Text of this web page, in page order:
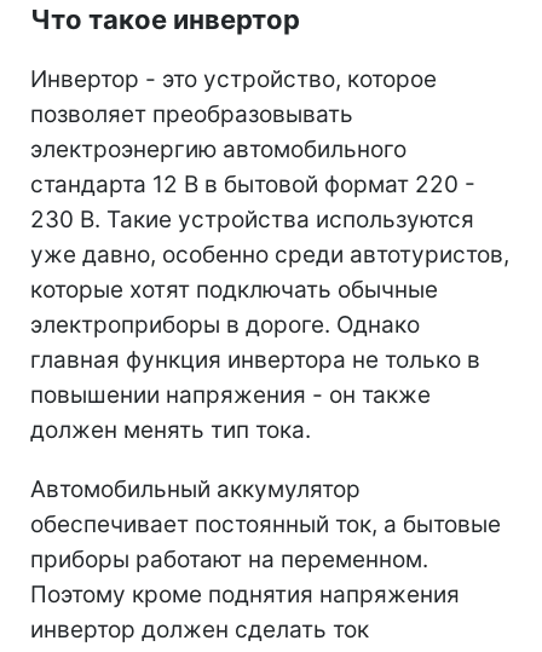
Что такое инвертор
Инвертор - это устройство, которое
позволяет преобразовывать
электроэнергию автомобильного
стандарта 12 В в бытовой формат 220 -
230 В. Такие устройства используются
уже давно, особенно среди автотуристов,
которые хотят подключать обычные
электроприборы в дороге. Однако
главная функция инвертора не только в
повышении напряжения - он также
должен менять тип тока.
Автомобильный аккумулятор
обеспечивает постоянный ток, а бытовые
приборы работают на переменном.
Поэтому кроме поднятия напряжения
инвертор должен сделать ток